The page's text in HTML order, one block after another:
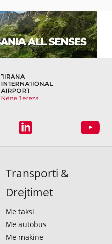
Transporti &
Drejtimet
Me taksi
Me autobus
Me makinë